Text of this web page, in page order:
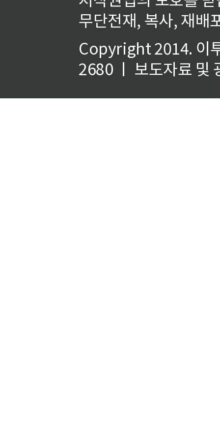
무단전재, 복사, 재배
Copyright 2014. 이
2680 ㅣ 보도자료